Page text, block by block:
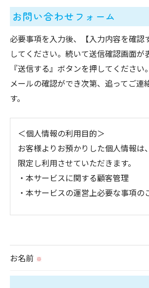
お問い合わせフォーム
必要事項を入力後、【入力内容を確認
してください。続いて送信確認画面が
『送信する』ボタンを押してください。
メールの確認ができ次第、追ってご連
す。
＜個人情報の利用目的＞
お客様よりお預かりした個人情報は
限定し利用させていただきます。
・本サービスに関する顧客管理
・本サービスの運営上必要な事項の
られた場合を除き、
お名前 ※